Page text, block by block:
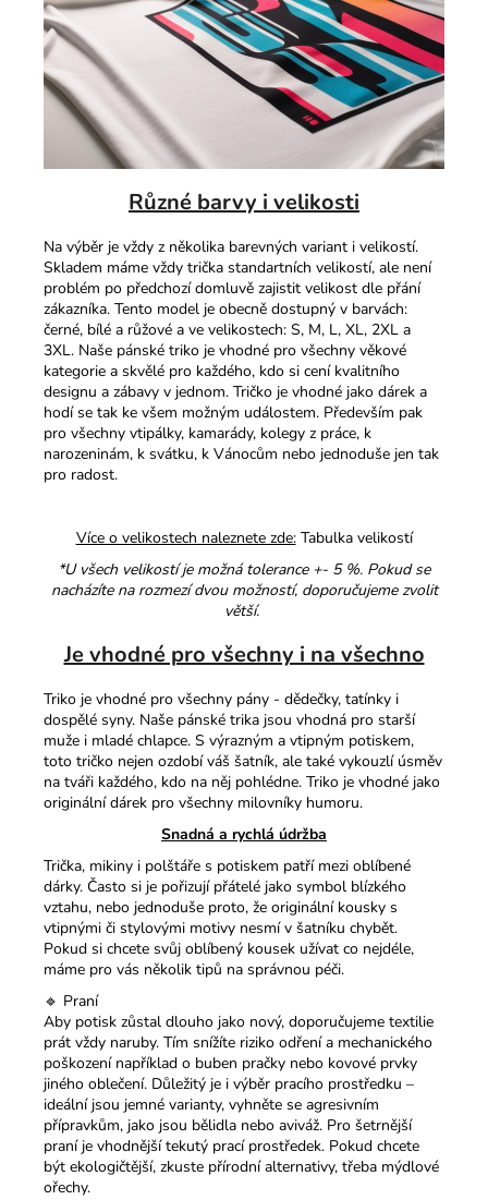
Různé barvy i velikosti
Na výběr je vždy z několika barevných variant i velikostí.
Skladem máme vždy trička standartních velikostí, ale není
problém po předchozí domluvě zajistit velikost dle přání
zákazníka. Tento model je obecně dostupný v barvách:
černé, bílé a růžové a ve velikostech: S, M, L, XL, 2XL a
3XL. Naše pánské triko je vhodné pro všechny věkové
kategorie a skvělé pro každého, kdo si cení kvalitního
designu a zábavy v jednom. Tričko je vhodné jako dárek a
hodí se tak ke všem možným událostem. Především pak
pro všechny vtipálky, kamarády, kolegy z práce, k
narozeninám, k svátku, k Vánocům nebo jednoduše jen tak
pro radost.
Více o velikostech naleznete zde: Tabulka velikostí
*U všech velikostí je možná tolerance +- 5 %. Pokud se
nacházíte na rozmezí dvou možností, doporučujeme zvolit
větší.
Je vhodné pro všechny i na všechno
Triko je vhodné pro všechny pány - dědečky, tatínky i
dospělé syny. Naše pánské trika jsou vhodná pro starší
muže i mladé chlapce. S výrazným a vtipným potiskem,
toto tričko nejen ozdobí váš šatník, ale také vykouzlí úsměv
na tváři každého, kdo na něj pohlédne. Triko je vhodné jako
originální dárek pro všechny milovníky humoru.
Snadná a rychlá údržba
Trička, mikiny i polštáře s potiskem patří mezi oblíbené
dárky. Často si je pořizují přátelé jako symbol blízkého
vztahu, nebo jednoduše proto, že originální kousky s
vtipnými či stylovými motivy nesmí v šatníku chybět.
Pokud si chcete svůj oblíbený kousek užívat co nejdéle,
máme pro vás několik tipů na správnou péči.
🔹 Praní
Aby potisk zůstal dlouho jako nový, doporučujeme textilie
prát vždy naruby. Tím snížíte riziko odření a mechanického
poškození například o buben pračky nebo kovové prvky
jiného oblečení. Důležitý je i výběr pracího prostředku –
ideální jsou jemné varianty, vyhněte se agresivním
přípravkům, jako jsou bělidla nebo aviváž. Pro šetrnější
praní je vhodnější tekutý prací prostředek. Pokud chcete
být ekologičtější, zkuste přírodní alternativy, třeba mýdlové
ořechy.